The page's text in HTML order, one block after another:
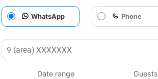
WhatsApp Phone
Date range Guests